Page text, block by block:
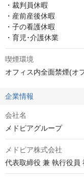
・裁判員休暇
・産前産後休暇
・子の看護休暇
・育児･介護休業
喫煙環境
オフィス内全面禁煙(オ
企業情報
会社名
メドピアグループ
メドピア株式会
代表取締役 兼 執行役員